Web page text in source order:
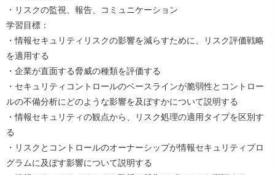
・リスクの監視、報告、コミュニケーション
学習目標：
・情報セキュリティリスクの影響を減らすために、リスク評価戦略
を適用する
・企業が直面する脅威の種類を評価する
・セキュリティコントロールのベースラインが脆弱性とコントロー
ルの不備分析にどのような影響を及ぼすかについて説明する
・情報セキュリティの観点から、リスク処理の適用タイプを区別す
る
・リスクとコントロールのオーナーシップが情報セキュリティプロ
グラムに及ぼす影響について説明する